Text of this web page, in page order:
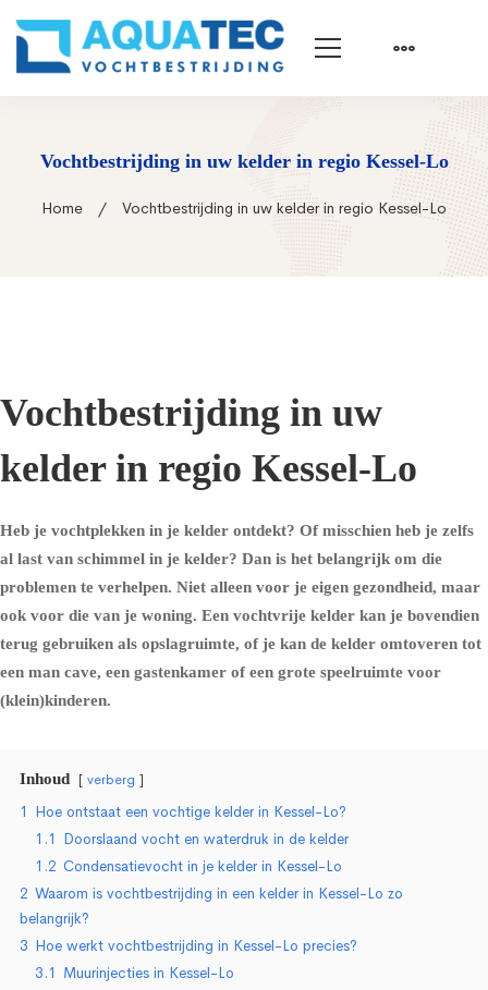
Vochtbestrijding in uw kelder in regio Kessel-Lo
Home Vochtbestrijding in uw kelder in regio Kessel-Lo
Vochtbestrijding in uw
kelder in regio Kessel-Lo
Heb je vochtplekken in je kelder ontdekt? Of misschien heb je zelfs
al last van schimmel in je kelder? Dan is het belangrijk om die
problemen te verhelpen. Niet alleen voor je eigen gezondheid, maar
ook voor die van je woning. Een vochtvrije kelder kan je bovendien
terug gebruiken als opslagruimte, of je kan de kelder omtoveren tot
een man cave, een gastenkamer of een grote speelruimte voor
(klein)kinderen.
Inhoud verberg
1 Hoe ontstaat een vochtige kelder in Kessel-Lo?
1.1 Doorslaand vocht en waterdruk in de kelder
1.2 Condensatievocht in je kelder in Kessel-Lo
2 Waarom is vochtbestrijding in een kelder in Kessel-Lo zo
belangrijk?
3 Hoe werkt vochtbestrijding in Kessel-Lo precies?
3.1 Muurinjecties in Kessel-Lo